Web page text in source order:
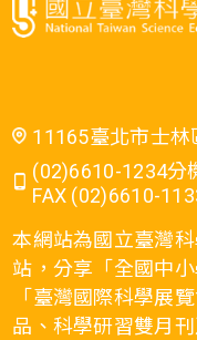
11165臺北市士
(02)6610-1234分
FAX (02)6610-
本網站為國立臺灣
站，分享「全國中
「臺灣國際科學展
品、科學研習雙月